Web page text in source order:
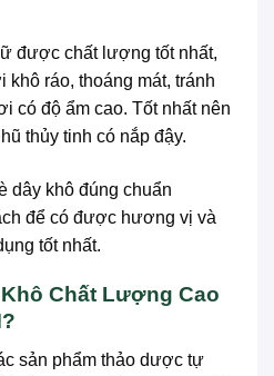
được chất lượng tốt nhất,
khô ráo, thoáng mát, tránh
có độ ẩm cao. Tốt nhất nên
thủy tinh có nắp đậy.
để có được hương vị và
tốt nhất.
Chất Lượng Cao
sản phẩm thảo dược tự